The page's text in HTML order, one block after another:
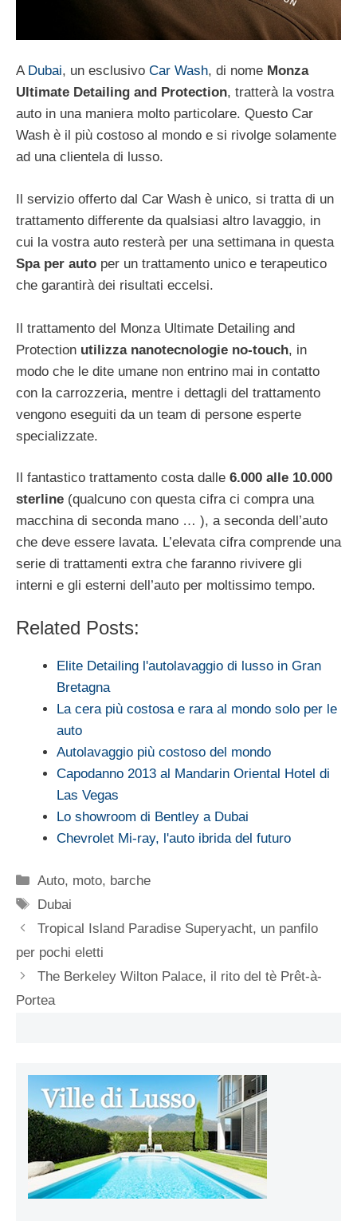
A Dubai, un esclusivo Car Wash, di nome Monza
Ultimate Detailing and Protection, tratterà la vostra
auto in una maniera molto particolare. Questo Car
Wash è il più costoso al mondo e si rivolge solamente
ad una clientela di lusso.
Il servizio offerto dal Car Wash è unico, si tratta di un
trattamento differente da qualsiasi altro lavaggio, in
cui la vostra auto resterà per una settimana in questa
Spa per auto per un trattamento unico e terapeutico
che garantirà dei risultati eccelsi.
Il trattamento del Monza Ultimate Detailing and
Protection utilizza nanotecnologie no-touch, in
modo che le dite umane non entrino mai in contatto
con la carrozzeria, mentre i dettagli del trattamento
vengono eseguiti da un team di persone esperte
specializzate.
Il fantastico trattamento costa dalle 6.000 alle 10.000
sterline (qualcuno con questa cifra ci compra una
macchina di seconda mano … ), a seconda dell’auto
che deve essere lavata. L’elevata cifra comprende una
serie di trattamenti extra che faranno rivivere gli
interni e gli esterni dell’auto per moltissimo tempo.
Related Posts:
Elite Detailing l'autolavaggio di lusso in Gran
Bretagna
La cera più costosa e rara al mondo solo per le
auto
Autolavaggio più costoso del mondo
Capodanno 2013 al Mandarin Oriental Hotel di
Las Vegas
Lo showroom di Bentley a Dubai
Chevrolet Mi-ray, l'auto ibrida del futuro
Categorie
Auto, moto, barche
Tag
Dubai
Tropical Island Paradise Superyacht, un panfilo
per pochi eletti
The Berkeley Wilton Palace, il rito del tè Prêt-à-
Portea